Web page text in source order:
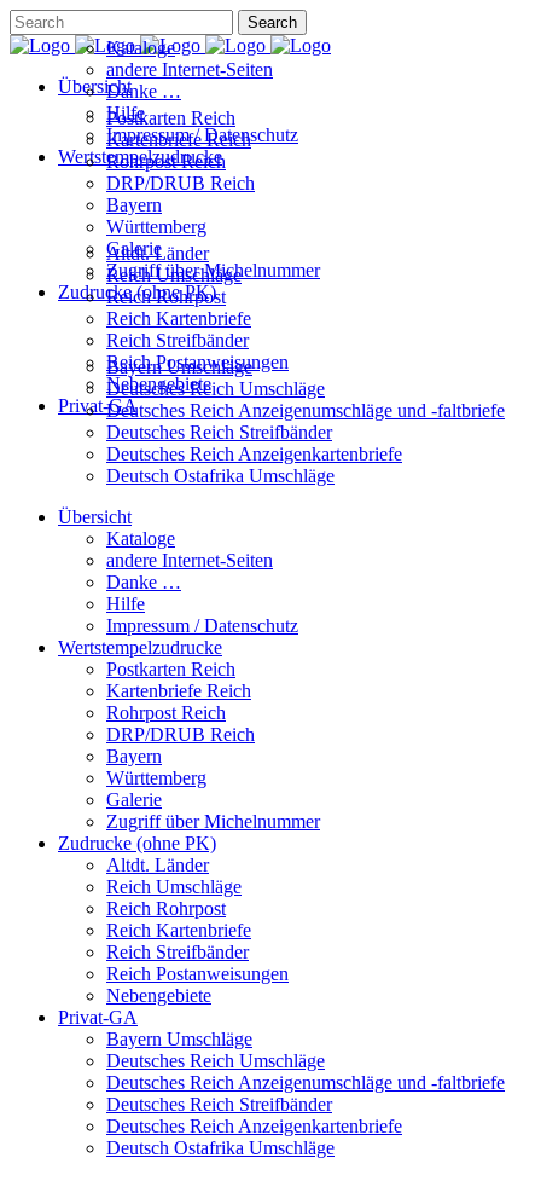
Übersicht
Kataloge
andere Internet-Seiten
Danke …
Hilfe
Impressum / Datenschutz
Wertstempelzudrucke
Postkarten Reich
Kartenbriefe Reich
Rohrpost Reich
DRP/DRUB Reich
Bayern
Württemberg
Galerie
Zugriff über Michelnummer
Zudrucke (ohne PK)
Altdt. Länder
Reich Umschläge
Reich Rohrpost
Reich Kartenbriefe
Reich Streifbänder
Reich Postanweisungen
Nebengebiete
Privat-GA
Bayern Umschläge
Deutsches Reich Umschläge
Deutsches Reich Anzeigenumschläge und -faltbriefe
Deutsches Reich Streifbänder
Deutsches Reich Anzeigenkartenbriefe
Deutsch Ostafrika Umschläge
Übersicht
Kataloge
andere Internet-Seiten
Danke …
Hilfe
Impressum / Datenschutz
Wertstempelzudrucke
Postkarten Reich
Kartenbriefe Reich
Rohrpost Reich
DRP/DRUB Reich
Bayern
Württemberg
Galerie
Zugriff über Michelnummer
Zudrucke (ohne PK)
Altdt. Länder
Reich Umschläge
Reich Rohrpost
Reich Kartenbriefe
Reich Streifbänder
Reich Postanweisungen
Nebengebiete
Privat-GA
Bayern Umschläge
Deutsches Reich Umschläge
Deutsches Reich Anzeigenumschläge und -faltbriefe
Deutsches Reich Streifbänder
Deutsches Reich Anzeigenkartenbriefe
Deutsch Ostafrika Umschläge